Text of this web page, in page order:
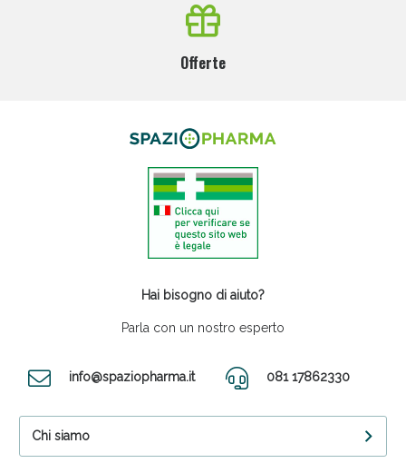
Offerte
Hai bisogno di aiuto?
Parla con un nostro esperto
info@spaziopharma.it 081 17862330
Chi siamo